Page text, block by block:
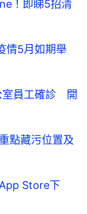
！即睇5招清
情5月如期舉
室員工確診 開
點藏污位置及
Store下